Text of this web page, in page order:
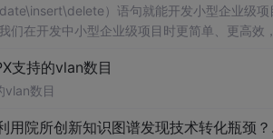
）语句就能开发小型企业级项目 在工作中不想一遍遍重复写底层的数据访
们在开发中小型企业级项目时更简单、更高效
支持的vlan数目
vlan数目
用院所创新知识图谱发现技术转化瓶颈